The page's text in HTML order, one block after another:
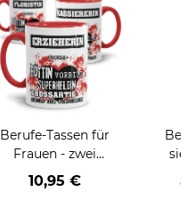
Berufe-Tassen für
Frauen - zwei
Farbvarianten
10,95 €